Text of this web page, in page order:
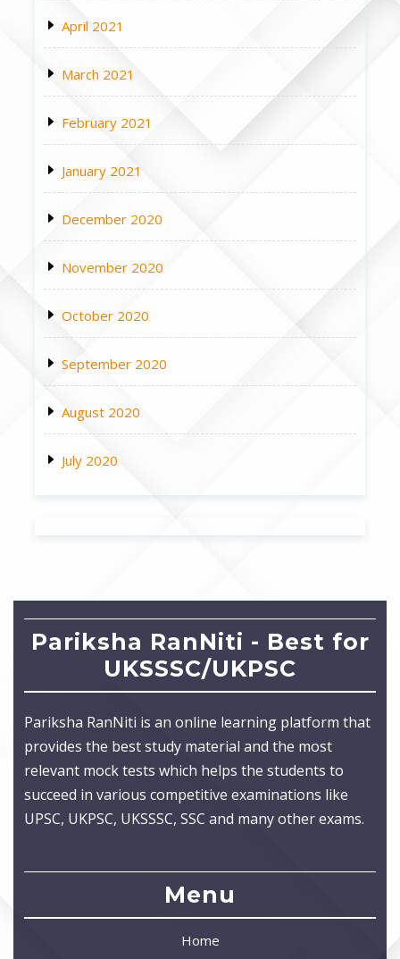
April 2021
March 2021
February 2021
January 2021
December 2020
November 2020
October 2020
September 2020
August 2020
July 2020
Pariksha RanNiti - Best for
UKSSSC/UKPSC
Pariksha RanNiti is an online learning platform that
provides the best study material and the most
relevant mock tests which helps the students to
succeed in various competitive examinations like
UPSC, UKPSC, UKSSSC, SSC and many other exams.
Menu
Home